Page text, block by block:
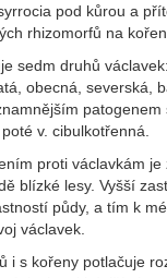
pod kůrou a
rhizomorfů na
sedm druhů
obecná, severská,
v. cibulkotřenná.
proti václavkám je
blízké lesy. Vyšší
půdy, a tím k
václavek.
i s kořeny potlačuje